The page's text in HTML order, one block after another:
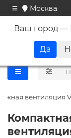
Москва
Ваш город —
вентиляция